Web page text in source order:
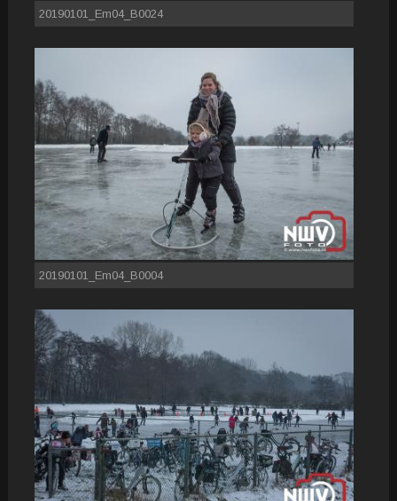
20190101_Em04_B0024
20190101_Em04_B0004